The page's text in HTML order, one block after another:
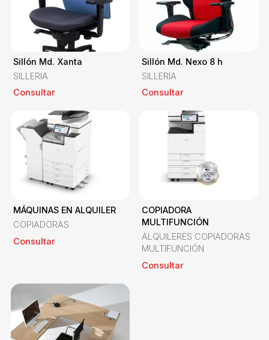
Sillón Md. Xanta
SILLERIA
Consultar
Sillón Md. Nexo 8 h
SILLERIA
Consultar
MÁQUINAS EN ALQUILER
COPIADORAS
Consultar
COPIADORA
MULTIFUNCIÓN
ALQUILERES COPIADORAS
MULTIFUNCIÓN
Consultar